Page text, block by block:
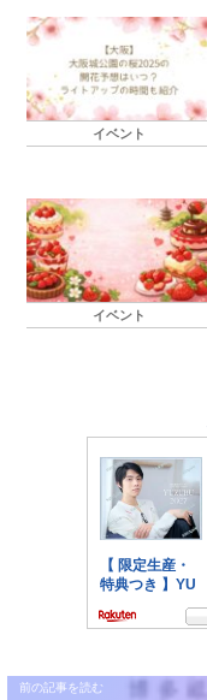
イベント
イベント